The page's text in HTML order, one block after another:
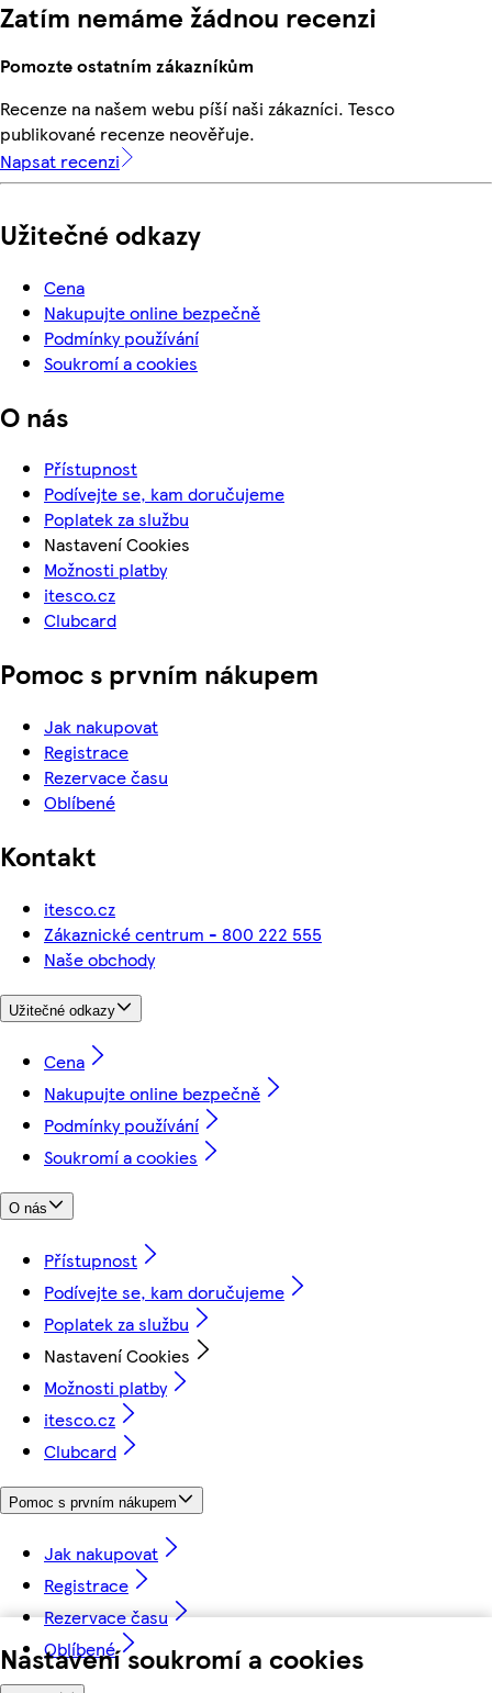
Nastavení soukromí a cookies
Zatím nemáme žádnou recenzi
Pomozte ostatním zákazníkům
Recenze na našem webu píší naši zákazníci. Tesco
publikované recenze neověřuje.
Napsat recenzi
Užitečné odkazy
Cena
Nakupujte online bezpečně
Podmínky používání
Soukromí a cookies
O nás
Přístupnost
Podívejte se, kam doručujeme
Poplatek za službu
Nastavení Cookies
Možnosti platby
itesco.cz
Clubcard
Pomoc s prvním nákupem
Jak nakupovat
Registrace
Rezervace času
Oblíbené
Kontakt
itesco.cz
Zákaznické centrum - 800 222 555
Naše obchody
Užitečné odkazy
Cena
Nakupujte online bezpečně
Podmínky používání
Soukromí a cookies
O nás
Přístupnost
Podívejte se, kam doručujeme
Poplatek za službu
Nastavení Cookies
Možnosti platby
itesco.cz
Clubcard
Pomoc s prvním nákupem
Jak nakupovat
Registrace
Rezervace času
Oblíbené